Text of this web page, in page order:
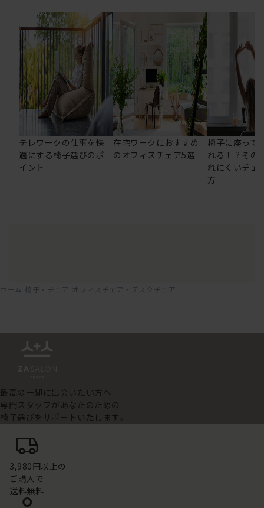
テレワークの仕事を快
適にする椅子選びのポ
イント
在宅ワークにおすすめ
のオフィスチェア5選
椅子に座って
れる！？その
れにくいチェ
方
ホーム 椅子・チェア オフィスチェア・デスクチェア
最高の一脚に出会いたい方へ
専門スタッフがあなたのための
椅子選びをサポートいたします。
3,980円以上の
ご購入で
送料無料